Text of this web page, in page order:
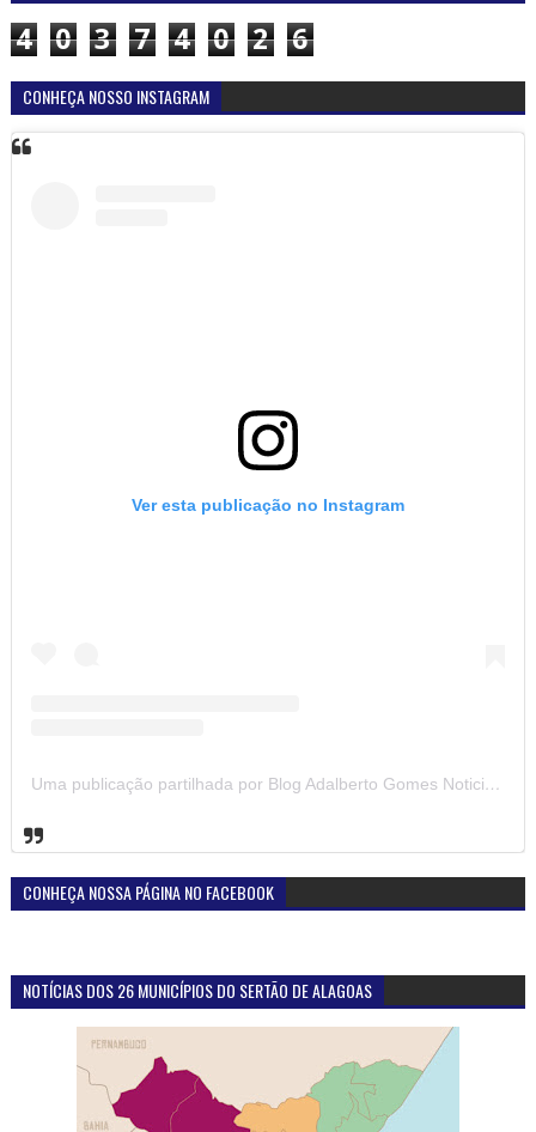
4 0 3 7 4 0 2 6
CONHEÇA NOSSO INSTAGRAM
Ver esta publicação no Instagram
Uma publicação partilhada por Blog Adalberto Gomes Noticias (@blogadalbertogomesnoticiass)
CONHEÇA NOSSA PÁGINA NO FACEBOOK
NOTÍCIAS DOS 26 MUNICÍPIOS DO SERTÃO DE ALAGOAS